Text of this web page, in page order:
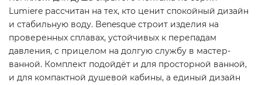
Lumiere рассчитан на тех, кто ценит спокойный дизайн
и стабильную воду. Benesque строит изделия на
проверенных сплавах, устойчивых к перепадам
давления, с прицелом на долгую службу в мастер-
ванной. Комплект подойдёт и для просторной ванной,
и для компактной душевой кабины, а единый дизайн